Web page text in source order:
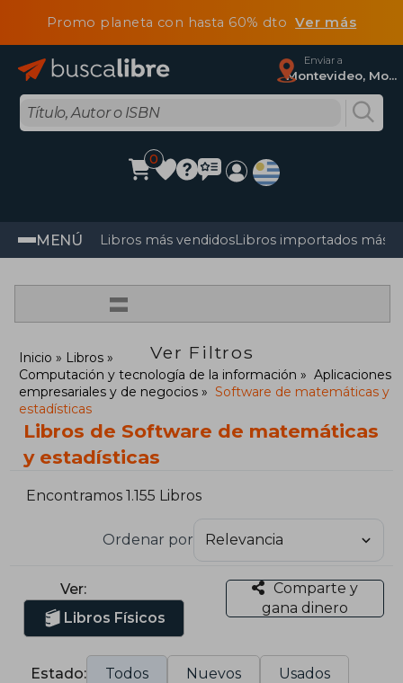
Promo planeta con hasta 60% dtoVer más
Enviar a
Montevideo, Montevideo
0
MENÚ Libros más vendidosLibros importados más
=
Ver Filtros
Inicio
Libros
Computación y tecnología de la información
Aplicaciones
empresariales y de negocios
Software de matemáticas y
estadísticas
Libros de Software de matemáticas
y estadísticas
Encontramos 1.155 Libros
Ordenar por
Ver:
Libros Físicos
Comparte y
gana dinero
Estado: Todos Nuevos Usados